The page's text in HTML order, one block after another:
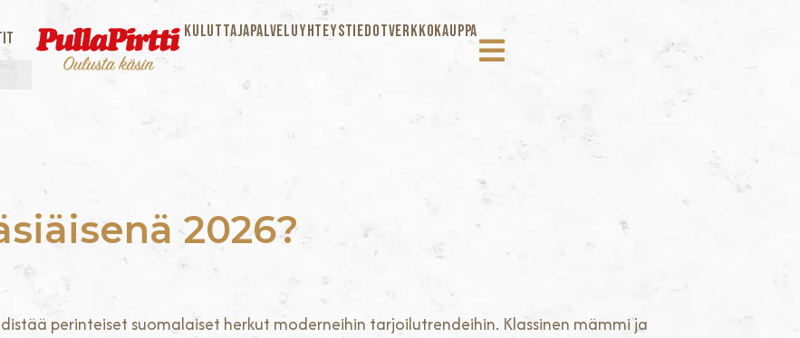
KULUTTAJAPALVELUYHTEYSTIEDOTVERKKOKAUPPA
2026?
perinteiset suomalaiset herkut moderneihin tarjoilutrendeihin. Klassinen mämmi ja